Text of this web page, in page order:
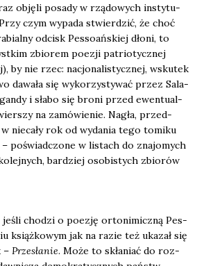
obję­li posa­dy w rzą­do­wych insty­tu­
czym wypa­da stwier­dzić, że choć
odcisk Pes­so­ań­skiej dło­ni, to
zbio­rem poezji patrio­tycz­nej
by nie rzec: nacjo­na­li­stycz­nej, wsku­tek
dawa­ła się wyko­rzy­sty­wać przez Sala­
i sła­bo się bro­ni przed ewen­tu­al­
na zamó­wie­nie. Nagła, przed­
nie­ca­ły rok od wyda­nia tego tomi­ku
poświad­czo­ne w listach do zna­jo­mych
bar­dziej oso­bi­stych zbio­rów
jeśli cho­dzi o poezję orto­ni­micz­ną Pes­
książ­ko­wym jak na razie też uka­zał się
– Prze­sła­nie. Może to skła­niać do roz­